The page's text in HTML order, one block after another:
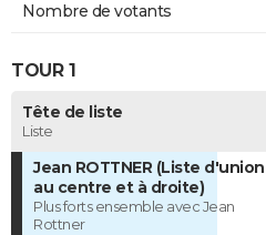
Nombre de votants
TOUR 1
Tête de liste
Liste
Jean ROTTNER (Liste d'union
au centre et à droite)
Plus forts ensemble avec Jean
Rottner